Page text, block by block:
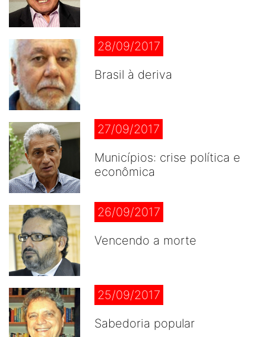
28/09/2017
Brasil à deriva
27/09/2017
Municípios: crise política e
econômica
26/09/2017
Vencendo a morte
25/09/2017
Sabedoria popular